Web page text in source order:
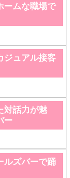
ームな職場で
ジュアル接客
対話力が魅
ー
ルズバーで踊